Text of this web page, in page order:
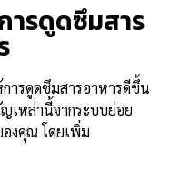
ารดูดซึมสาร
ารดูดซึมสารอาหารดีขึ้น
เหล่านี้จากระบบย่อย
องคุณ โดยเพิ่ม